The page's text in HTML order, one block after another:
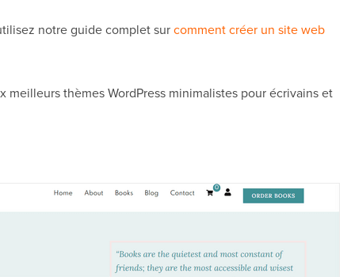
notre guide complet surcomment créer un site web
thèmes WordPress minimalistes pour écrivains et